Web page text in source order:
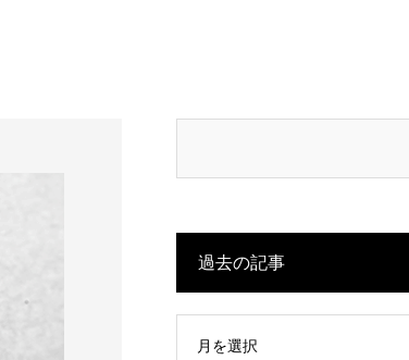
過去の記事
月を選択